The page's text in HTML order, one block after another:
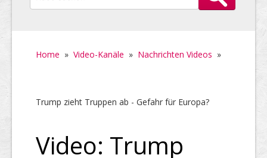
Home » Video-Kanäle » Nachrichten Videos »
Trump zieht Truppen ab - Gefahr für Europa?
Video: Trump